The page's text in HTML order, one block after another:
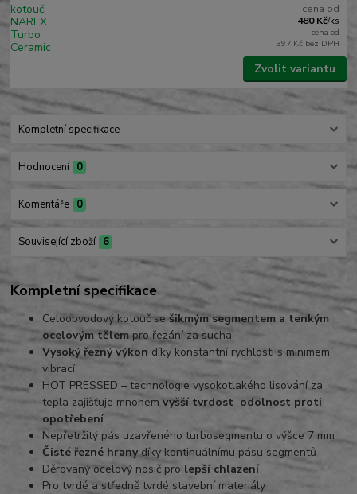
cena od
480 Kč/ks
cena od
397 Kč bez DPH
Zvolit variantu
Kompletní specifikace
Hodnocení 0
Komentáře 0
Související zboží 6
Kompletní specifikace
Celoobvodový kotouč sešikmým segmentem a tenkým
ocelovým tělempro řezání za sucha
Vysoký řezný výkon díky konstantní rychlosti s minimem
vibrací
HOT PRESSED – technologie vysokotlakého lisování za
tepla zajišťuje mnohemvyšší tvrdost odolnost proti
opotřebení
Nepřetržitý pás uzavřeného turbosegmentu o výšce 7 mm
Čisté řezné hranydíky kontinuálnímu pásu segmentů
Děrovaný ocelový nosič pro lepší chlazení
Pro tvrdé a středně tvrdé stavební materiály